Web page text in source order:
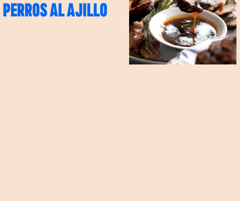
PERROS AL AJILLO